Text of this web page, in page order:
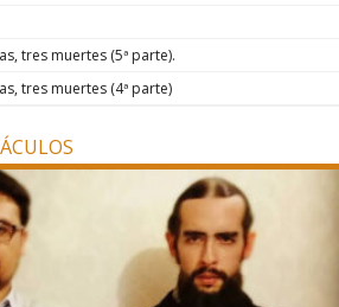
tres muertes (5ª parte).
tres muertes (4ª parte)